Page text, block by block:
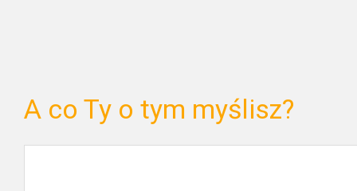
A co Ty o tym myślisz?